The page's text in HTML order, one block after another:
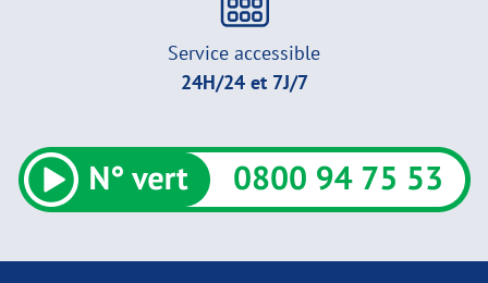
Service accessible
24H/24 et 7J/7